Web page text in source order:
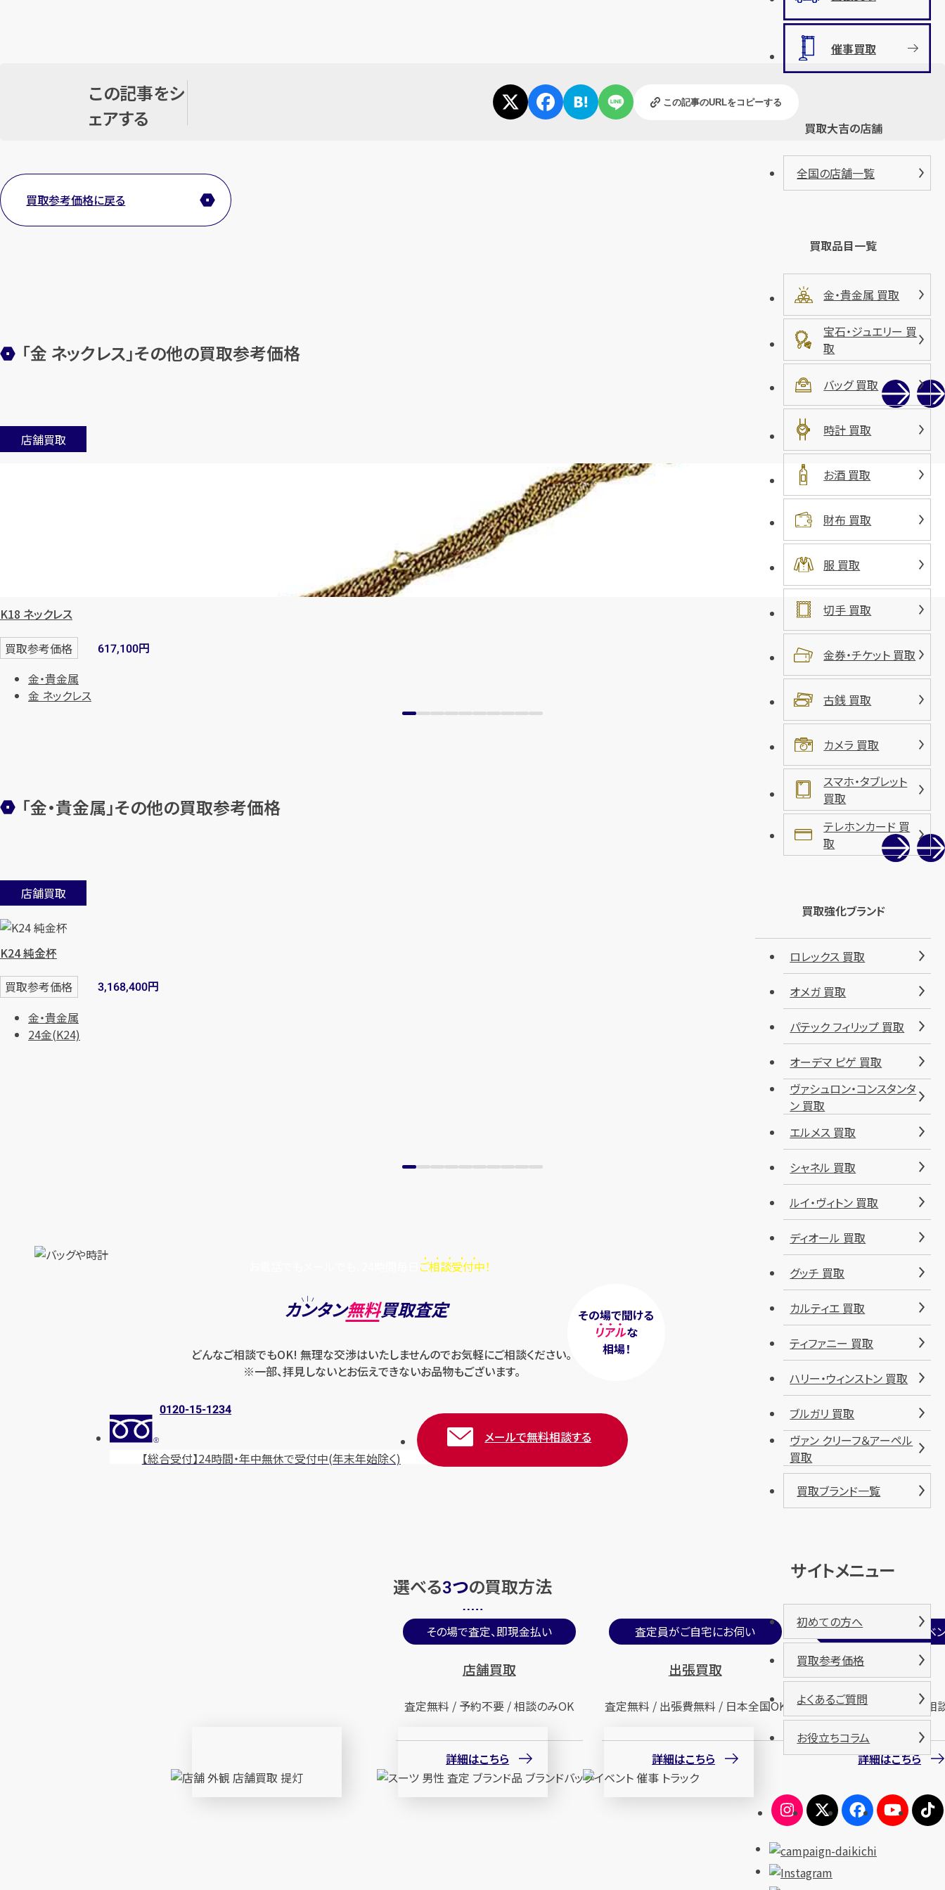
この記事をシ
ェアする
この記事のURLをコピーする
買取参考価格に戻る
「金 ネックレス」その他の買取参考価格
店舗買取
K18 ネックレス
買取参考価格 617,100円
金・貴金属
金 ネックレス
「金・貴金属」その他の買取参考価格
店舗買取
K24 純金杯
買取参考価格 3,168,400円
金・貴金属
24金(K24)
ご相談受付中！
その場で聞ける
リアルな
相場！
カンタン無料買取査定
どんなご相談でもOK! 無理な交渉はいたしませんのでお気軽にご相談ください。
※一部、拝見しないとお伝えできないお品物もございます。
0120-15-1234
【総合受付】24時間・年中無休で受付中(年末年始除く)
メールで無料相談する
選べる3つの買取方法
その場で査定、即現金払い
店舗買取
査定無料 / 予約不要 / 相談のみOK
詳細はこちら
査定員がご自宅にお伺い
出張買取
査定無料 / 出張費無料 / 日本全国OK
詳細はこちら
期間限定買取イベ
催事買取
査定無料 / 来場無料 / 相
詳細はこちら
催事買取
買取大吉の店舗
全国の店舗一覧
買取品目一覧
金・貴金属 買取
宝石・ジュエリー 買
取
バッグ 買取
時計 買取
お酒 買取
財布 買取
服 買取
切手 買取
金券・チケット 買取
古銭 買取
カメラ 買取
スマホ・タブレット
買取
テレホンカード 買
取
買取強化ブランド
ロレックス 買取
オメガ 買取
パテック フィリップ 買取
オーデマ ピゲ 買取
ヴァシュロン・コンスタンタ
ン 買取
エルメス 買取
シャネル 買取
ルイ・ヴィトン 買取
ディオール 買取
グッチ 買取
カルティエ 買取
ティファニー 買取
ハリー・ウィンストン 買取
ブルガリ 買取
ヴァン クリーフ＆アーペル
買取
買取ブランド一覧
サイトメニュー
初めての方へ
買取参考価格
よくあるご質問
お役立ちコラム